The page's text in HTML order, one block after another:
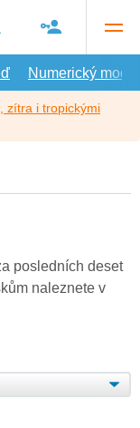
Numerický model
zítra i tropickými
posledních deset
naleznete v